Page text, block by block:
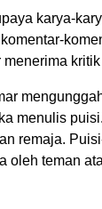
karya-
menulis
remaja.
oleh teman